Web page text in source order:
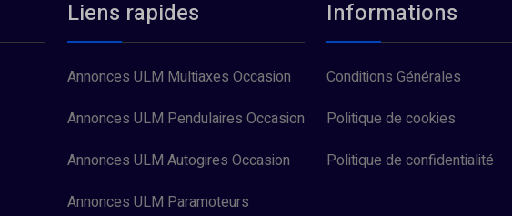
Liens rapides
Annonces ULM Multiaxes Occasion
Annonces ULM Pendulaires Occasion
Annonces ULM Autogires Occasion
Annonces ULM Paramoteurs
Informations
Conditions Générales
Politique de cookies
Politique de confidentialité